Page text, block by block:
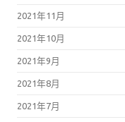
2021年10月
2021年9月
2021年8月
2021年7月
2021年6月